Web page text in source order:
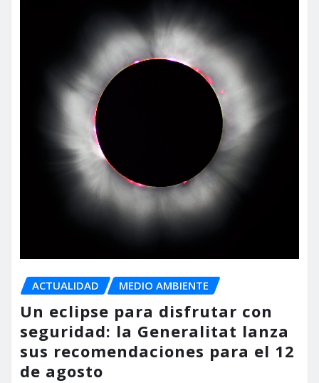
ACTUALIDAD MEDIO AMBIENTE
Un eclipse para disfrutar con
seguridad: la Generalitat lanza
sus recomendaciones para el 12
de agosto